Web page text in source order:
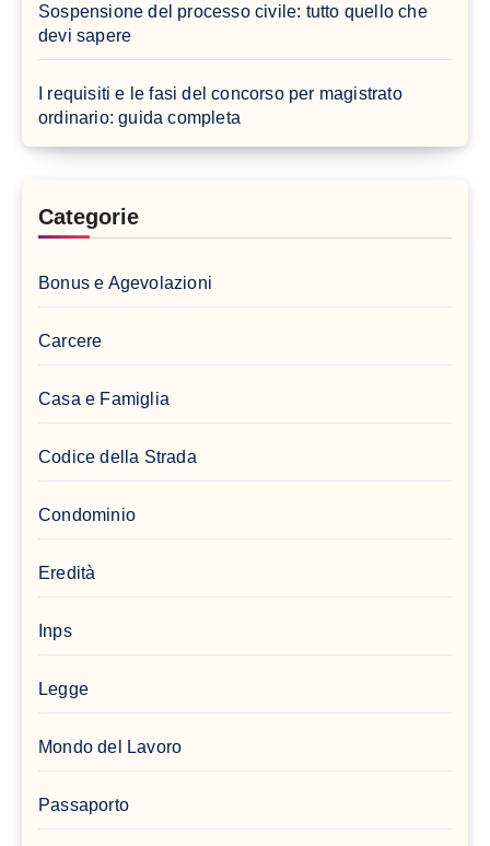
Sospensione del processo civile: tutto quello che
devi sapere
I requisiti e le fasi del concorso per magistrato
ordinario: guida completa
Categorie
Bonus e Agevolazioni
Carcere
Casa e Famiglia
Codice della Strada
Condominio
Eredità
Inps
Legge
Mondo del Lavoro
Passaporto